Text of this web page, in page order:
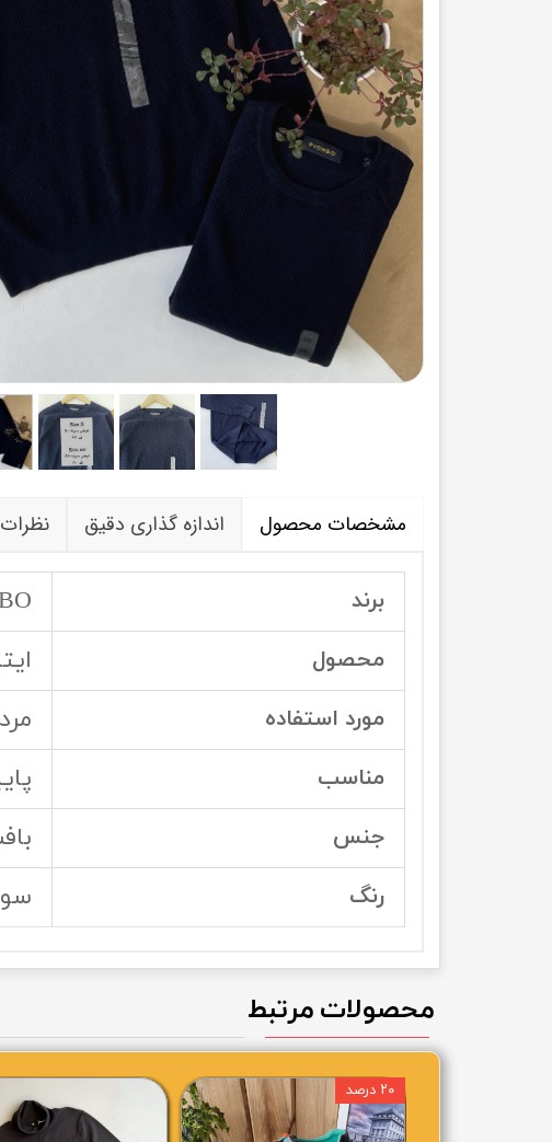
شورت
ژاکت زنانه
مایو و گن
سرهم و تولوم
مشخصات محصول اندازه گذاری دقیق نظرات
برند
محصول
مورد استفاده
مناسب
جنس
رنگ
۲۰ درصد
محصولات مرتبط